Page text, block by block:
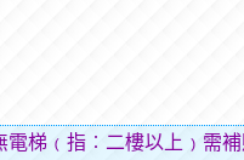
電梯﹙指︰二樓以上﹚需